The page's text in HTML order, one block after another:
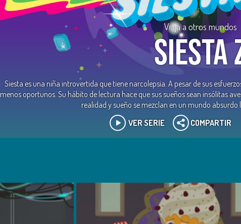
Viaja a otros mundos
Siesta
Siesta es una niña introvertida que tiene narcolepsia. A pesar de sus
menos oportunos. Su hábito de lectura hace que sus sueños sean insólitas
realidad y sueño se mezclan en un mundo
VER SERIE
COMPARTIR